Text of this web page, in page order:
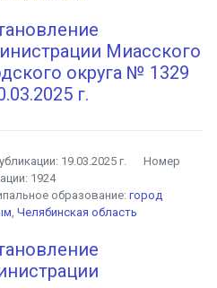
Миасского
округа № 1329
г.
19.03.2025 г.
Номер
1924
образование:город
,Челябинская область